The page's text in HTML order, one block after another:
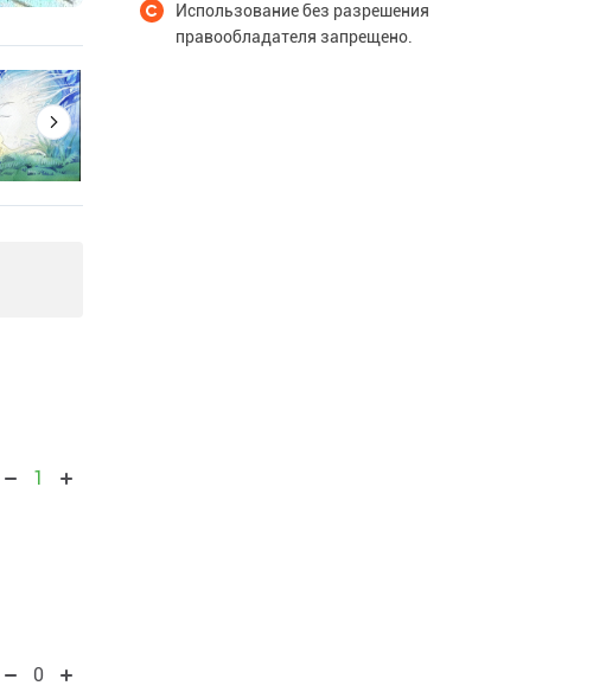
1
0
Использование без разрешения
правообладателя запрещено.